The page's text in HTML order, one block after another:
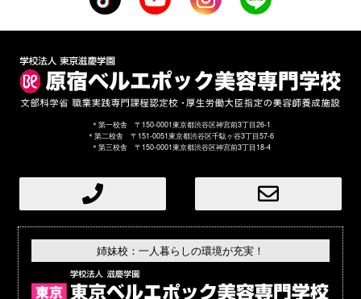
＊第一校舎 〒150-0001東京都渋谷区神宮前3丁目26-1
＊第二校舎 〒151-0051東京都渋谷区千駄ヶ谷3丁目57-6
＊第三校舎 〒150-0001東京都渋谷区神宮前3丁目18-4
姉妹校：一人暮らしの環境が充実！